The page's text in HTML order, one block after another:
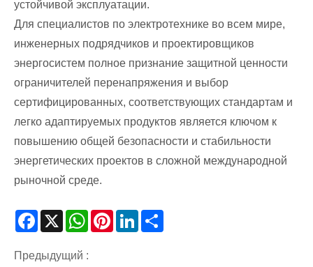
устойчивой эксплуатации.
Для специалистов по электротехнике во всем мире,
инженерных подрядчиков и проектировщиков
энергосистем полное признание защитной ценности
ограничителей перенапряжения и выбор
сертифицированных, соответствующих стандартам и
легко адаптируемых продуктов является ключом к
повышению общей безопасности и стабильности
энергетических проектов в сложной международной
рыночной среде.
Facebook
X WhatsAppPinterestLinkedIn
Предыдущий :